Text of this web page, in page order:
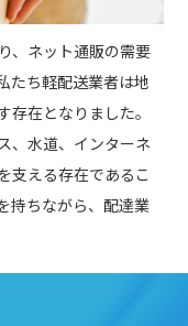
、ネット通販の需要
たち軽配送業者は地
在となりました。
、水道、インターネ
支える存在であるこ
持ちながら、配達業